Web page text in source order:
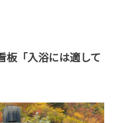
板「入浴には適して